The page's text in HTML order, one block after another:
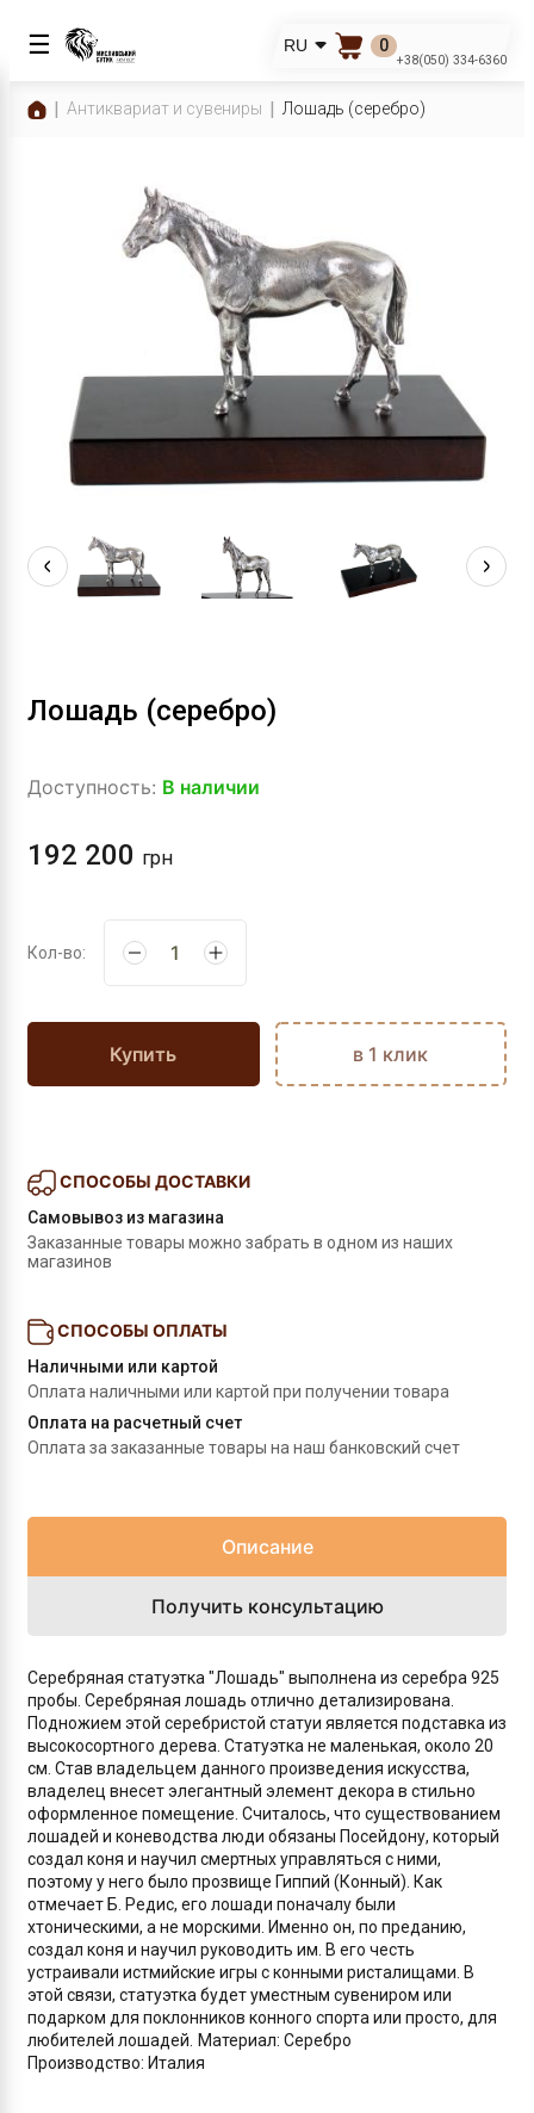
☰ RU 0
+38(050) 334-6360
Антиквариат и сувениры Лошадь (серебро)
Лошадь (серебро)
Доступность: В наличии
192 200 грн
Кол-во:
Купить в 1 клик
СПОСОБЫ ДОСТАВКИ
Самовывоз из магазина
Заказанные товары можно забрать в одном из наших
магазинов
СПОСОБЫ ОПЛАТЫ
Наличными или картой
Оплата наличными или картой при получении товара
Оплата на расчетный счет
Оплата за заказанные товары на наш банковский счет
Описание
Получить консультацию
Серебряная статуэтка "Лошадь" выполнена из серебра 925
пробы. Серебряная лошадь отлично детализирована.
Подножием этой серебристой статуи является подставка из
высокосортного дерева. Статуэтка не маленькая, около 20
см. Став владельцем данного произведения искусства,
владелец внесет элегантный элемент декора в стильно
оформленное помещение. Считалось, что существованием
лошадей и коневодства люди обязаны Посейдону, который
создал коня и научил смертных управляться с ними,
поэтому у него было прозвище Гиппий (Конный). Как
отмечает Б. Редис, его лошади поначалу были
хтоническими, а не морскими. Именно он, по преданию,
создал коня и научил руководить им. В его честь
устраивали истмийские игры с конными ристалищами. В
этой связи, статуэтка будет уместным сувениром или
подарком для поклонников конного спорта или просто, для
любителей лошадей.
Материал: Серебро
Производство: Италия